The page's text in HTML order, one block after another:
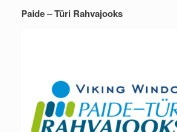
Paide – Türi Rahvajooks